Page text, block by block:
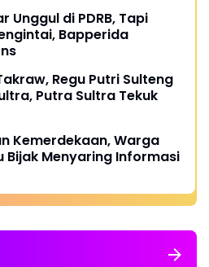
Unggul di PDRB, Tapi
Bapperida
Regu Putri Sulteng
Putra Sultra Tekuk
Kemerdekaan, Warga
Bijak Menyaring Informasi